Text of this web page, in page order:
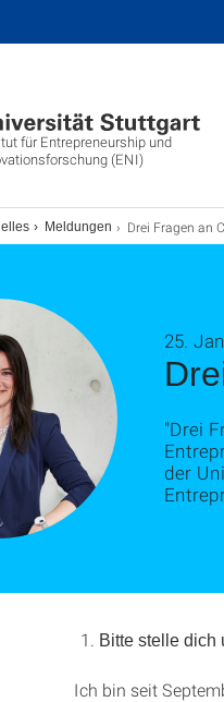
für Entrepreneurship und
(ENI)
Meldungen Drei Fragen an Christina
25.
"Drei
der
Bitte stelle dich
Ich bin seit